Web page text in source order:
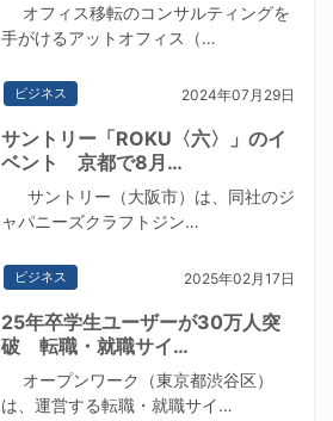
オフィス移転のコンサルティングを
手がけるアットオフィス（…
ビジネス 2024年07月29日
サントリー「ROKU〈六〉」のイ
ベント 京都で8月…
サントリー（大阪市）は、同社のジ
ャパニーズクラフトジン…
ビジネス 2025年02月17日
25年卒学生ユーザーが30万人突
破 転職・就職サイ…
オープンワーク（東京都渋谷区）
は、運営する転職・就職サイ…